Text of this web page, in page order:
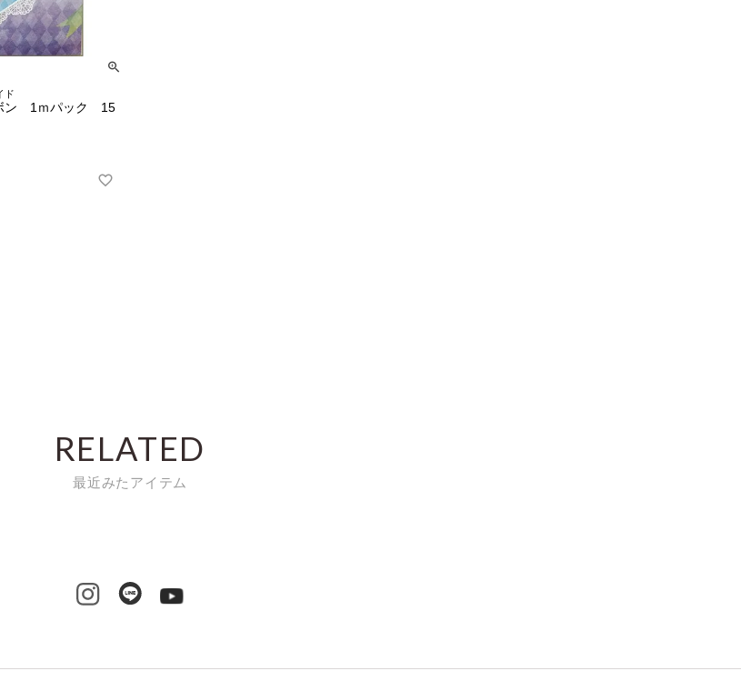
ド
ン 1ｍパック 15
RELATED
最近みたアイテム